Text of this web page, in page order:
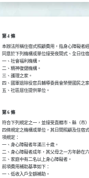
第 4 條
本辦法所稱住宿式照顧費用，指身心障礙者
同意於下列機構或單位接受夜間式、全日住
一、社會福利機構。
二、精神復健機構。
三、護理之家。
四、國軍退除役官兵輔導委員會榮譽國民之家
五、社區居住提供單位。
第 6 條
符合下列規定之一，並接受直轄市、縣（市
四條規定之機構或單位，其日間照顧及住宿
項規定：
一、身心障礙者年滿三十歲。
二、身心障礙者成年，其父母之一方年齡在
三、家庭中有二名以上身心障礙者。
前項費用補助基準如下：
一、低收入戶全額補助。